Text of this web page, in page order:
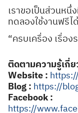
เราขอเป็นส่วนห
ทดลองใช้งานฟรีไ
“ครบเครื่อง เรื่อง
ติดตามความรู้เกี่
Website :
Blog : https://
Facebook :
https://